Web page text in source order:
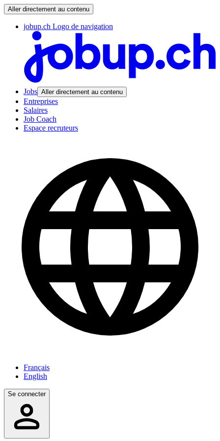
Aller directement au contenu
jobup.ch Logo de navigation
Jobs Aller directement au contenu
Entreprises
Salaires
Job Coach
Espace recruteurs
Français
English
Se connecter